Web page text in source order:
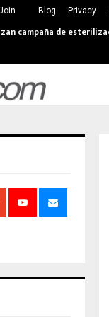
Blog Privacy
campaña de